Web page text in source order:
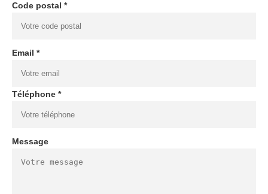
Code postal *
Email *
Téléphone *
Message